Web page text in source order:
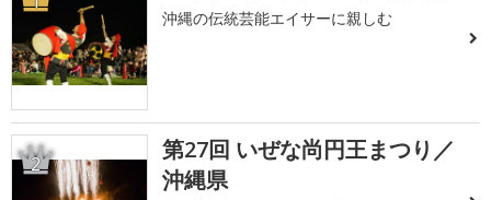
沖縄の伝統芸能エイサーに親しむ
2
第27回 いぜな尚円王まつり／
沖縄県